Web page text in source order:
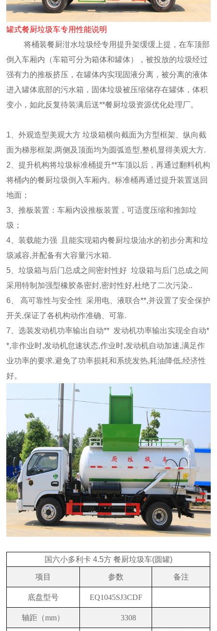
罐式餐厨垃圾车专用性能说明
将桶装餐厨泔水垃圾经专用提升架缓缓上提，在车顶部
倒入车厢内（车箱可分为箱体和罐体），被投放的垃圾经过
强有力的推板挤压，在罐体内实现固液分离，被分离的液体
进入罐体底部的污水箱，固体垃圾被压缩储存在罐体，体积
变小，如此反复待装满后送**餐厨垃圾资源优化处理厂。
1、外观造型美观大方 垃圾箱横向截面为方型框架、纵向截
面为梯形框架,两侧及顶面均为圆弧造型,整机显得美观大方.
2、提升机构将垃圾标准桶提升**车顶以后，再通过翻料机构
将桶内的餐厨垃圾倒入车厢内。标准桶再通过提升装置送回
地面；
3、推板装置：车厢内设推板装置，可适度压缩和推卸垃
圾；
4、装载能力强 且能实现箱内餐厨垃圾油水的初步分离和垃
圾减容,并配备有大容量污水箱.
5、垃圾箱与后门总成之间密封性好 垃圾箱与后门总成之间
采用特制加强型橡胶条密封,密封性好,杜绝了二次污染..
6、 高可靠性与安全性 采用电、液联合**,并设置了安全保护
开关,保证了各机构动作准确、可靠.
7、选装发动机功率输出自动** 发动机功率输出实现全自动*
*,非作业时,发动机怠速状态,作业时,发动机自动加速,满足作
业功率的要求.避免了功率损耗和系统发热,耗油降低,经济性
好。
国六小多利卡 4.5方 餐厨垃圾车(圆罐)
项目 参数 备注
底盘型号 EQ1045SJ3CDF
轴距（mm） 3308